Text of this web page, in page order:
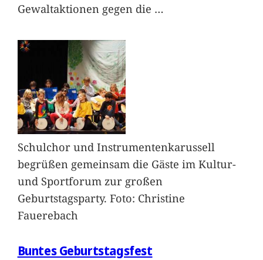
Gewaltaktionen gegen die …
Schulchor und Instrumentenkarussell
begrüßen gemeinsam die Gäste im Kultur-
und Sportforum zur großen
Geburtstagsparty. Foto: Christine
Fauerebach
Buntes Geburtstagsfest